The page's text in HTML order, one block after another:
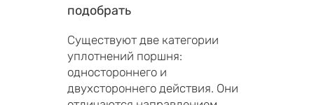
подобрать
Существуют две категории
уплотнений поршня:
одностороннего и
двухстороннего действия. Они